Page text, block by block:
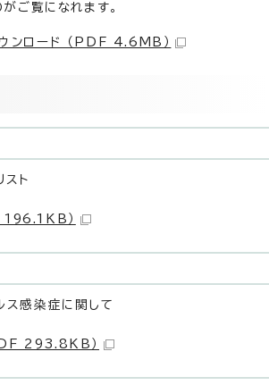
ご覧になれます。
ンロード （PDF 4.6MB）
スト
196.1KB）
ス感染症に関して
293.8KB）